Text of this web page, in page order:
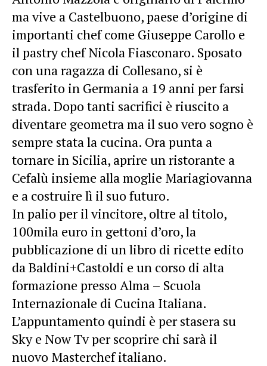
ma vive a Castelbuono, paese d’origine di
importanti chef come Giuseppe Carollo e
il pastry chef Nicola Fiasconaro. Sposato
con una ragazza di Collesano, si è
trasferito in Germania a 19 anni per farsi
strada. Dopo tanti sacrifici è riuscito a
diventare geometra ma il suo vero sogno è
sempre stata la cucina. Ora punta a
tornare in Sicilia, aprire un ristorante a
Cefalù insieme alla moglie Mariagiovanna
e a costruire lì il suo futuro.
In palio per il vincitore, oltre al titolo,
100mila euro in gettoni d’oro, la
pubblicazione di un libro di ricette edito
da Baldini+Castoldi e un corso di alta
formazione presso Alma – Scuola
Internazionale di Cucina Italiana.
L’appuntamento quindi è per stasera su
Sky e Now Tv per scoprire chi sarà il
nuovo Masterchef italiano.